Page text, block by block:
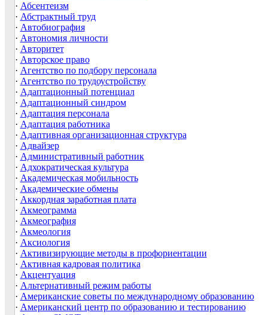
· Абсентеизм
· Абстрактный труд
· Автобиография
· Автономия личности
· Авторитет
· Авторское право
· Агентство по подбору персонала
· Агентство по трудоустройству
· Адаптационный потенциал
· Адаптационный синдром
· Адаптация персонала
· Адаптация работника
· Адаптивная организационная структура
· Адвайзер
· Административный работник
· Адхократическая культура
· Академическая мобильность
· Академические обмены
· Аккордная заработная плата
· Акмеограмма
· Акмеография
· Акмеология
· Аксиология
· Активизирующие методы в профориентации
· Активная кадровая политика
· Акцентуация
· Альтернативный режим работы
· Американские советы по международному образованию
· Американский центр по образованию и тестированию